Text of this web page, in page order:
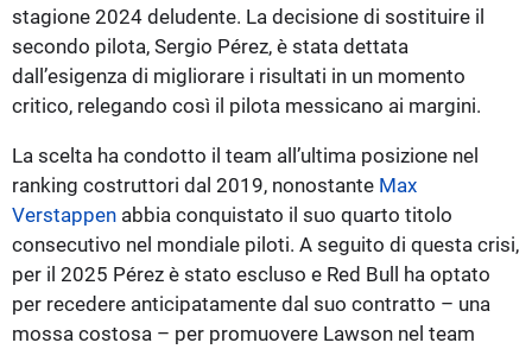
stagione 2024 deludente. La decisione di sostituire il
secondo pilota, Sergio Pérez, è stata dettata
dall’esigenza di migliorare i risultati in un momento
critico, relegando così il pilota messicano ai margini.
La scelta ha condotto il team all’ultima posizione nel
ranking costruttori dal 2019, nonostante Max
Verstappen abbia conquistato il suo quarto titolo
consecutivo nel mondiale piloti. A seguito di questa crisi,
per il 2025 Pérez è stato escluso e Red Bull ha optato
per recedere anticipatamente dal suo contratto – una
mossa costosa – per promuovere Lawson nel team